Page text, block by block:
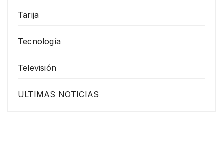
Tarija
Tecnología
Televisión
ULTIMAS NOTICIAS